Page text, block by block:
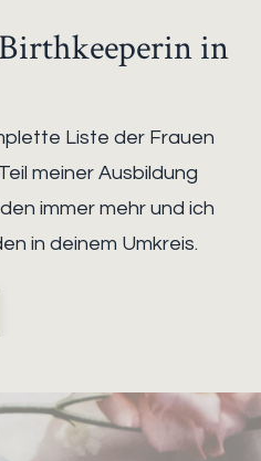
in
Liste der Frauen
meiner Ausbildung
immer mehr und ich
in deinem Umkreis.